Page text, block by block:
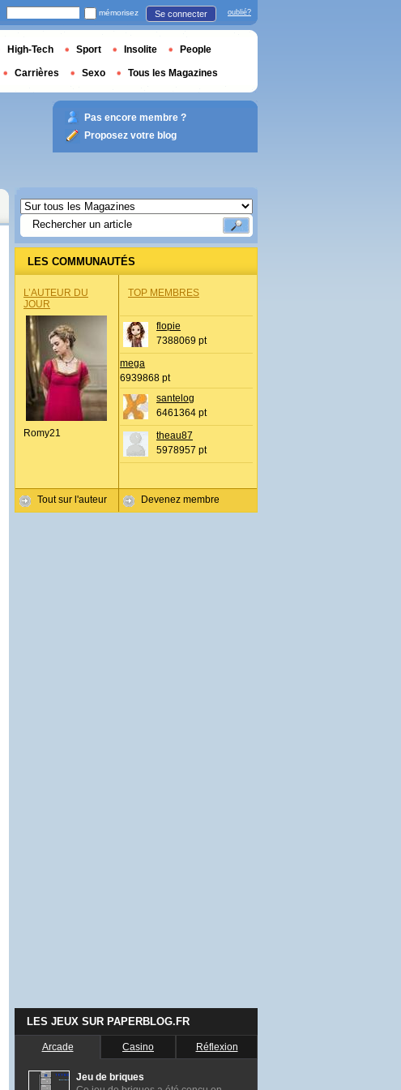
LES COMMUNAUTÉS
L’AUTEUR DU
JOUR
Romy21
Tout sur l'auteur
TOP MEMBRES
flopie
7388069 pt
mega
6939868 pt
santelog
6461364 pt
theau87
5978957 pt
Devenez membre
LES JEUX SUR PAPERBLOG.FR
Arcade Casino Réflexion
Jeu de briques
mémorisez Se connecter oublié?
High-Tech Sport Insolite People
Carrières Sexo Tous les Magazines
Pas encore membre ?
Proposez votre blog